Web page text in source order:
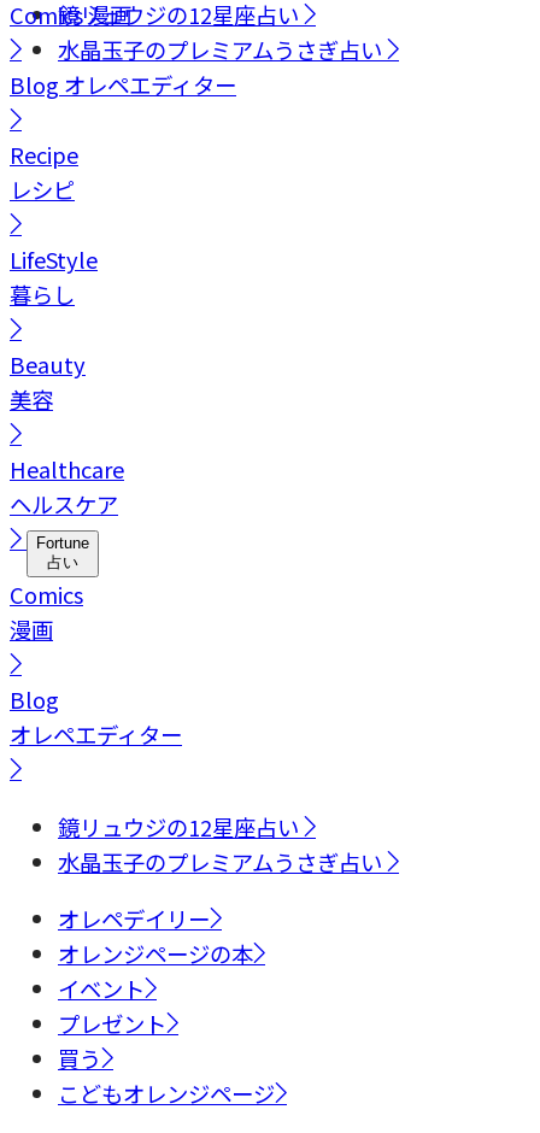
鏡リュウジの12星座占い
水晶玉子のプレミアムうさぎ占い
Comics漫画
Blog オレペエディター
Recipe
レシピ
LifeStyle
暮らし
Beauty
美容
Healthcare
ヘルスケア
Fortune
占い
Comics
漫画
Blog
オレペエディター
鏡リュウジの12星座占い
水晶玉子のプレミアムうさぎ占い
オレペデイリー
オレンジページの本
イベント
プレゼント
買う
こどもオレンジページ